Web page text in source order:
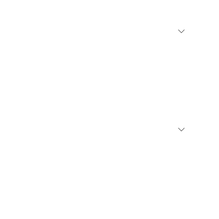
lid, 28 eerste en tweede lid, 32a, vijfde lid,